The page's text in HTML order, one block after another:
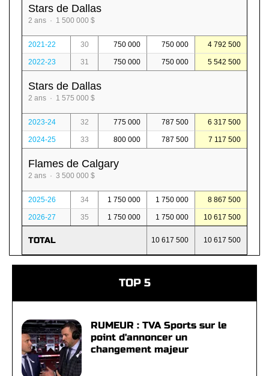
Stars de Dallas
2 ans · 1 500 000 $
2021-22 30 750 000 750 000 4 792 500
2022-23 31 750 000 750 000 5 542 500
Stars de Dallas
2 ans · 1 575 000 $
2023-24 32 775 000 787 500 6 317 500
2024-25 33 800 000 787 500 7 117 500
Flames de Calgary
2 ans · 3 500 000 $
2025-26 34 1 750 000 1 750 000 8 867 500
2026-27 35 1 750 000 1 750 000 10 617 500
TOTAL 10 617 500 10 617 500
TOP 5
RUMEUR : TVA Sports sur le
point d'annoncer un
changement majeur